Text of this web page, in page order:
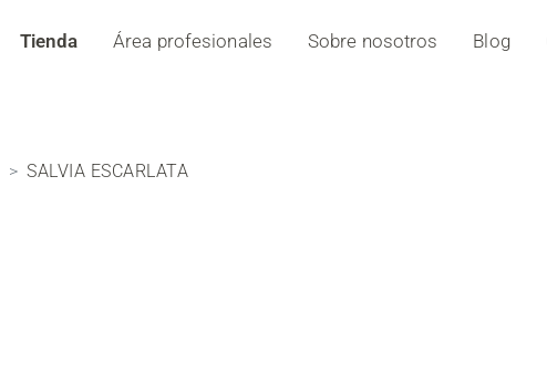
Tienda Área profesionales Sobre nosotros Blog
SALVIA ESCARLATA